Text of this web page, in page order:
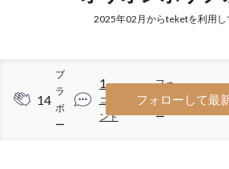
2025年02月からteketを利用し
14
ブ
ラ
ボ
ー
1
コメ
ント
7
フォ
ロワ
ー
フォローして最